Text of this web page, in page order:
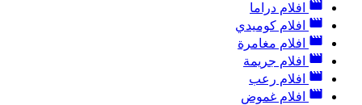
افلام دراما
افلام كوميدي
افلام مغامرة
افلام جريمة
افلام رعب
افلام غموض